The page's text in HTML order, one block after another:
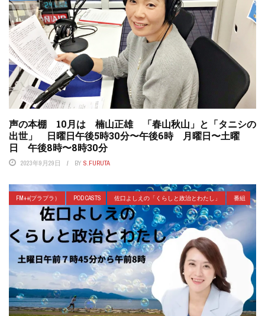
声の本棚 10月は 楠山正雄 「春山秋山」と「タニシの
出世」 日曜日午後5時30分〜午後6時 月曜日〜土曜
日 午後8時〜8時30分
2023年9月29日 BY S.FURUTA
FM++(プラプラ） POD CASTS 佐口よしえの「くらしと政治とわたし」 番組